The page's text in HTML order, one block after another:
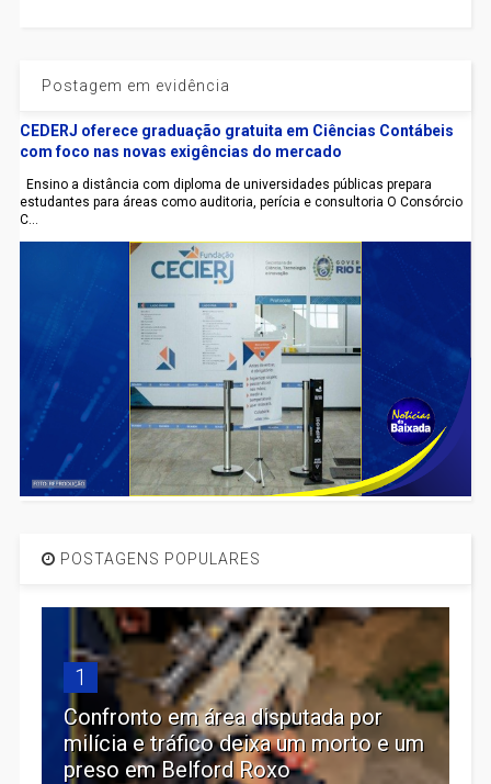
Postagem em evidência
CEDERJ oferece graduação gratuita em Ciências Contábeis
com foco nas novas exigências do mercado
Ensino a distância com diploma de universidades públicas prepara
estudantes para áreas como auditoria, perícia e consultoria O Consórcio
C...
POSTAGENS POPULARES
1
Confronto em área disputada por
milícia e tráfico deixa um morto e um
preso em Belford Roxo